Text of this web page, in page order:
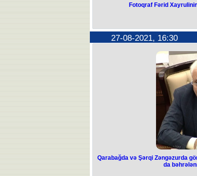
Fotoqraf Fərid
27-08-2021, 16:30
Qarabağda və Şərqi Zəngəzurda
da